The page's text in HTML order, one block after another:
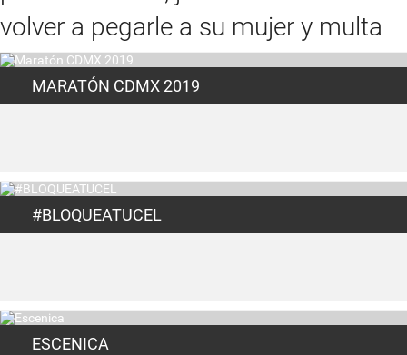
volver a pegarle a su mujer y multa
MARATÓN CDMX 2019
#BLOQUEATUCEL
ESCENICA